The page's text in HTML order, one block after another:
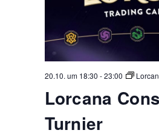
20.10. um 18:30 -23:00
Lorcana
Turnier